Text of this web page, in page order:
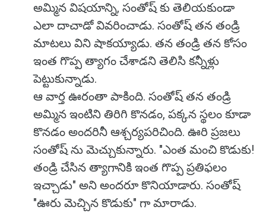
అమ్మిన విషయాన్ని, సంతోష్ కు తెలియకుండా
ఎలా దాచాడో వివరించాడు. సంతోష్ తన తండ్రి
మాటలు విని షాకయ్యాడు. తన తండ్రి తన కోసం
ఇంత గొప్ప త్యాగం చేశాడని తెలిసి కన్నీళ్లు
పెట్టుకున్నాడు.
ఆ వార్త ఊరంతా పాకింది. సంతోష్ తన తండ్రి
అమ్మిన ఇంటిని తిరిగి కొనడం, పక్కన స్థలం కూడా
కొనడం అందరినీ ఆశ్చర్యపరిచింది. ఊరి ప్రజలు
సంతోష్ ను మెచ్చుకున్నారు. "ఎంత మంచి కొడుకు!
తండ్రి చేసిన త్యాగానికి ఇంత గొప్ప ప్రతిఫలం
ఇచ్చాడు" అని అందరూ కొనియాడారు. సంతోష్
"ఊరు మెచ్చిన కొడుకు" గా మారాడు.